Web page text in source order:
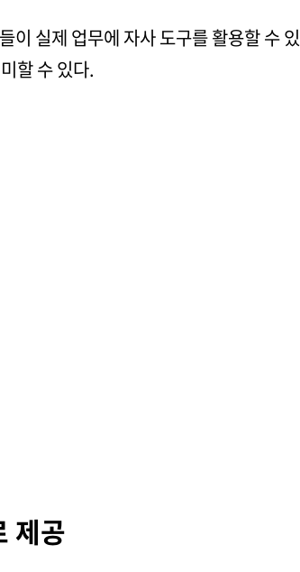
실제 업무에 자사 도구를 활용할 수
할 수 있다.
제공